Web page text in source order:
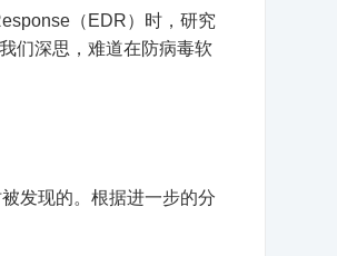
（EDR）时，研究
们深思，难道在防病毒软
发现的。根据进一步的分